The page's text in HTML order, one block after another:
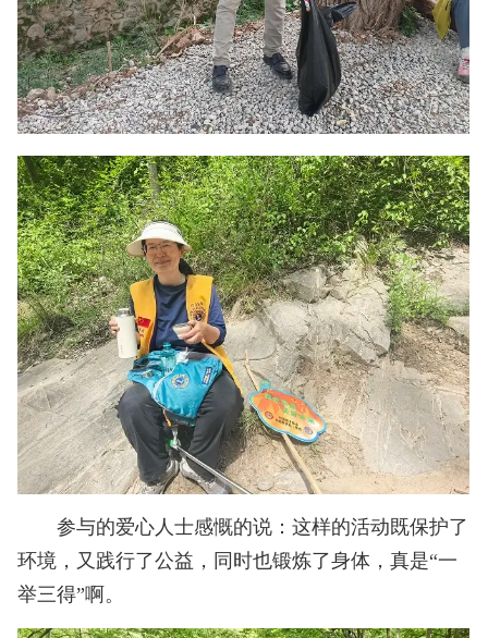
参与的爱心人士感慨的说：这样的活动既保护了
环境，又践行了公益，同时也锻炼了身体，真是“一
举三得”啊。